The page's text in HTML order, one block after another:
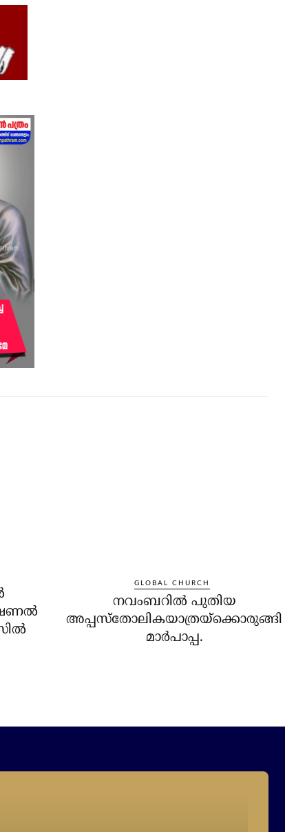
GLOBAL CHURCH
നവംബറില്‍ പുതിയ
അപ്പസ്‌തോലികയാത്രയ്‌ക്കൊരുങ്ങി
മാര്‍പാപ്പ.